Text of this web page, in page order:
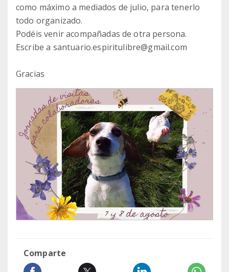
como máximo a mediados de julio, para tenerlo
todo organizado.
Podéis venir acompañadas de otra persona.
Escribe a santuario.espiritulibre@gmail.com
Gracias
Comparte